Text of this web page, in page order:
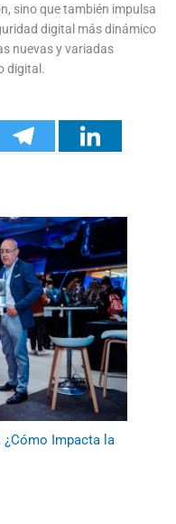
sino que también impulsa
digital más dinámico
nuevas y variadas
digital.
¿Cómo Impacta la